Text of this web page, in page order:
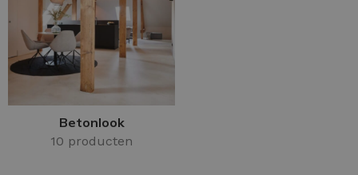
Betonlook
10 producten